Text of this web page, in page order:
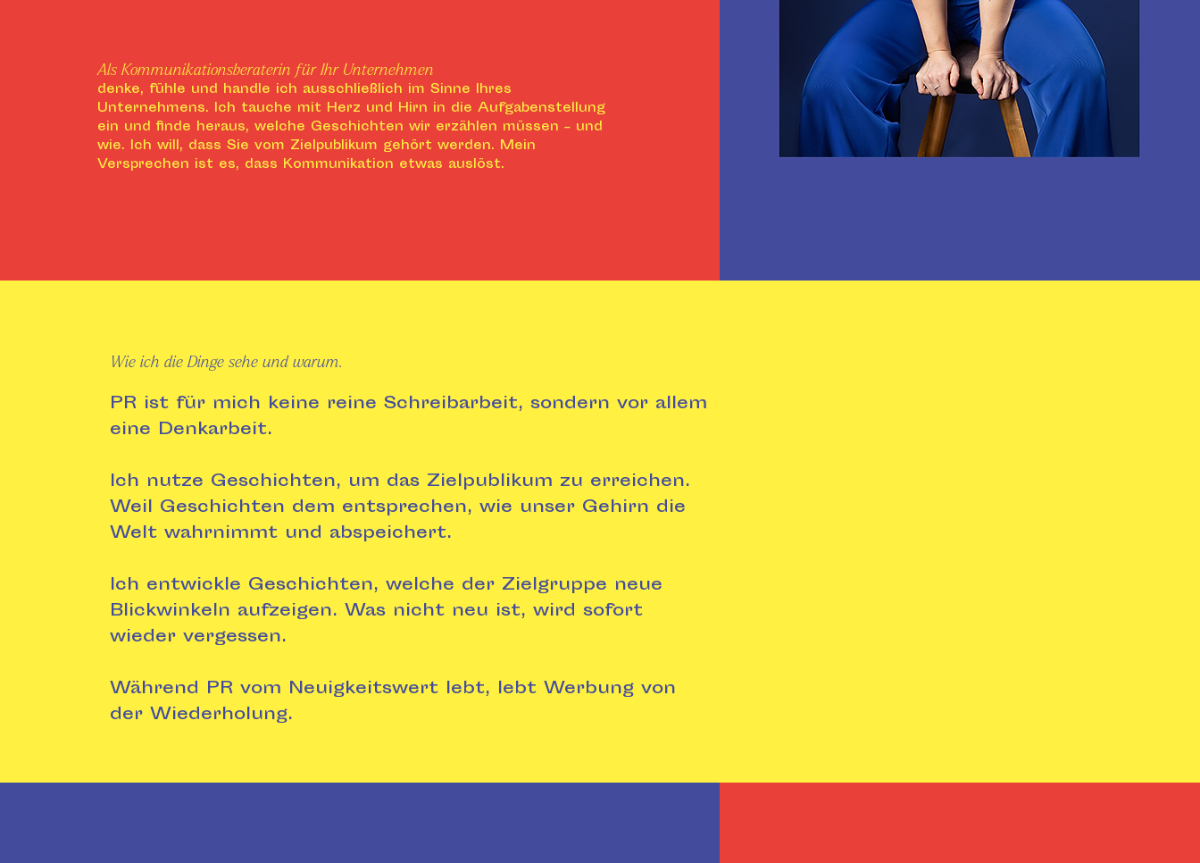
Als Kommunikationsberaterin für Ihr Unternehmen
denke, fühle und handle ich ausschließlich im Sinne Ihres
Unternehmens. Ich tauche mit Herz und Hirn in die Aufgabenstellung
ein und finde heraus, welche Geschichten wir erzählen müssen – und
wie. Ich will, dass Sie vom Zielpublikum gehört werden. Mein
Versprechen ist es, dass Kommunikation etwas auslöst.
Wie ich die Dinge sehe und warum.
PR ist für mich keine reine Schreibarbeit, sondern vor allem
eine Denkarbeit.
Ich nutze Geschichten, um das Zielpublikum zu erreichen.
Weil Geschichten dem entsprechen, wie unser Gehirn die
Welt wahrnimmt und abspeichert.
Ich entwickle Geschichten, welche der Zielgruppe neue
Blickwinkeln aufzeigen. Was nicht neu ist, wird sofort
wieder vergessen.
Während PR vom Neuigkeitswert lebt, lebt Werbung von
der Wiederholung.